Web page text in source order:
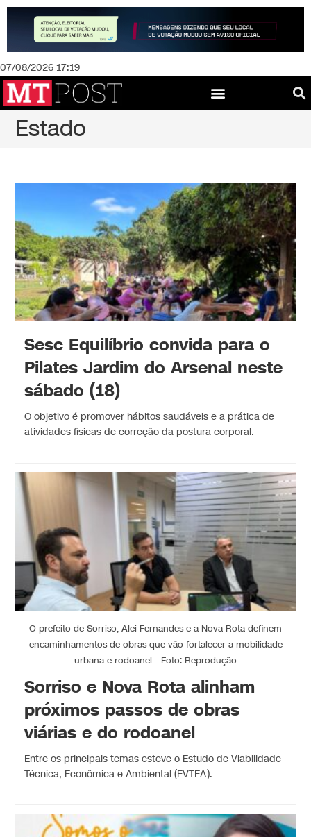
07/08/2026 17:19
Estado
Sesc Equilíbrio convida para o
Pilates Jardim do Arsenal neste
sábado (18)
O objetivo é promover hábitos saudáveis e a prática de
atividades físicas de correção da postura corporal.
O prefeito de Sorriso, Alei Fernandes e a Nova Rota definem
encaminhamentos de obras que vão fortalecer a mobilidade
urbana e rodoanel - Foto: Reprodução
Sorriso e Nova Rota alinham
próximos passos de obras
viárias e do rodoanel
Entre os principais temas esteve o Estudo de Viabilidade
Técnica, Econômica e Ambiental (EVTEA).